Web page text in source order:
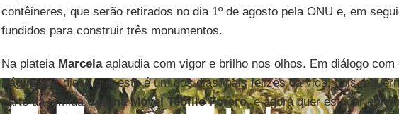
contêineres, que serão retirados no dia 1º de agosto pela ONU e, em
fundidos para construir três monumentos.
Na plateia Marcelaaplaudia com vigor e brilho nos olhos. Em diálogo com
Página/12, disse que este é um dos dias mais felizes da vida, pois a
parte da temidaColuna Móvel Teófilo Forero, e agora quer estudar